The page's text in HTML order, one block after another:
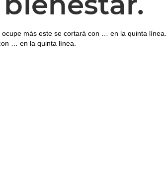
más este se cortará con … en la quinta
… en la quinta línea.